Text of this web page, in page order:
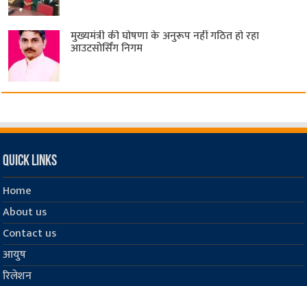
मुख्यमंत्री की घोषणा के अनुरूप नहीं गठित हो रहा
आउटसोर्सिंग निगम
Quick Links
Home
About us
Contact us
आयुष
रिलेशन